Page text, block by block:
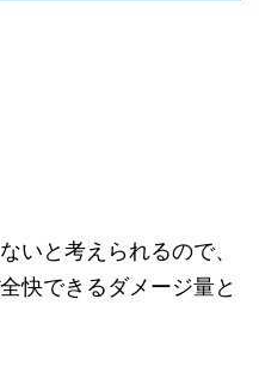
いと考えられるので、
快できるダメージ量と